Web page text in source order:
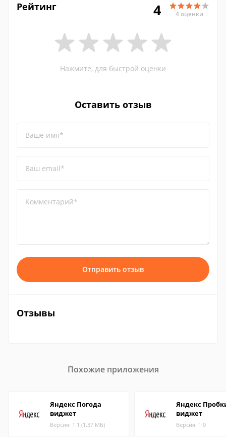
Рейтинг 4 4 оценки
Нажмите, для быстрой оценки
Оставить отзыв
Ваше имя*
Ваш email*
Комментарий*
Отправить отзыв
Отзывы
Похожие приложения
Яндекс Погода
виджет
Версия: 1.1 (1.37 МБ)
Яндекс
виджет
Версия: 1.0